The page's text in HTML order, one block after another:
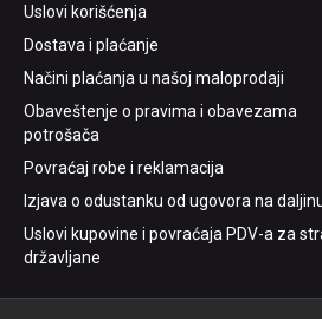
Uslovi korišćenja
Dostava i plaćanje
Načini plaćanja u našoj maloprodaji
Obaveštenje o pravima i obavezama
potrošača
Povraćaj robe i reklamacija
Izjava o odustanku od ugovora na
Uslovi kupovine i povraćaja PDV-a za
državljane